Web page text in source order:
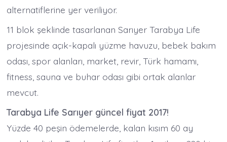
alternatiflerine yer veriliyor.
11 blok şeklinde tasarlanan Sarıyer Tarabya Life
projesinde açık-kapalı yüzme havuzu, bebek bakım
odası, spor alanları, market, revir, Türk hamamı,
fitness, sauna ve buhar odası gibi ortak alanlar
mevcut.
Tarabya Life Sarıyer güncel fiyat 2017!
Yüzde 40 peşin ödemelerde, kalan kısım 60 ay